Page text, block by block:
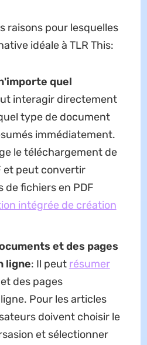
raisons pour lesquelles
idéale à TLR This:
quel
interagir directement
type de document
immédiatement.
le téléchargement de
et peut convertir
fichiers en PDF
intégrée de création
et des pages
ligne: Il peut résumer
des pages
Pour les articles
doivent choisir le
et sélectionner